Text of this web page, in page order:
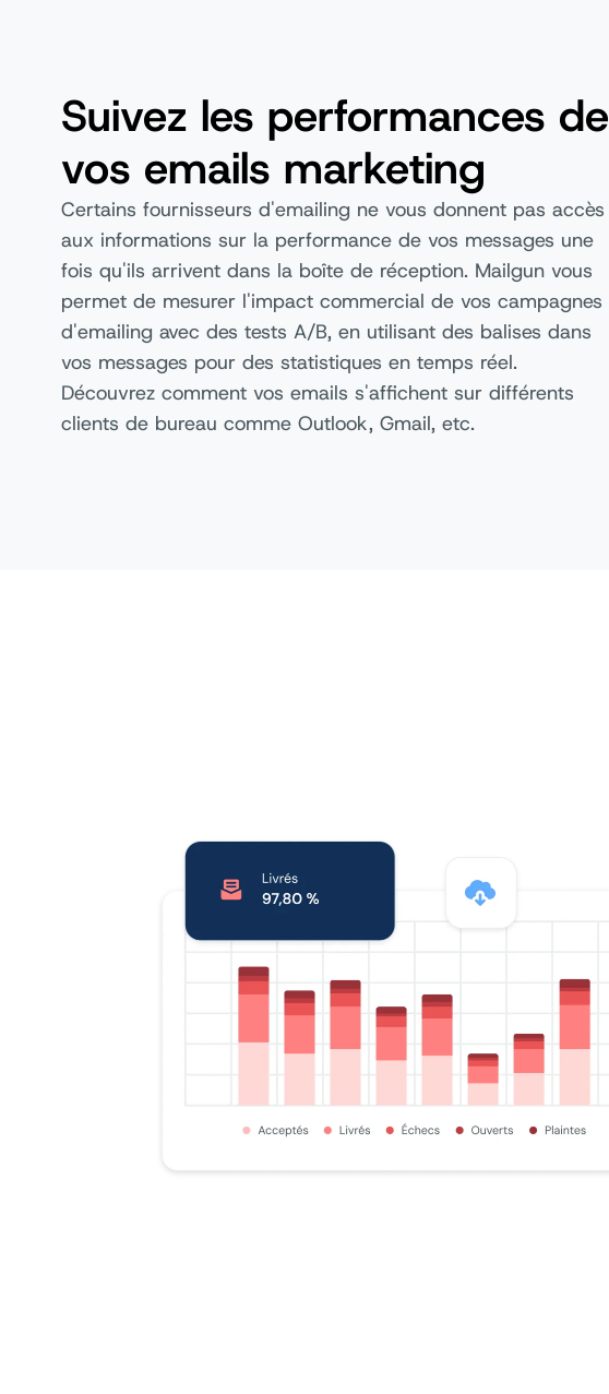
Suivez les performances de
vos emails marketing
Certains fournisseurs d'emailing ne vous donnent pas accès
aux informations sur la performance de vos messages une
fois qu'ils arrivent dans la boîte de réception. Mailgun vous
permet de mesurer l'impact commercial de vos campagnes
d'emailing avec des tests A/B, en utilisant des balises dans
vos messages pour des statistiques en temps réel.
Découvrez comment vos emails s'affichent sur différents
clients de bureau comme Outlook, Gmail, etc.